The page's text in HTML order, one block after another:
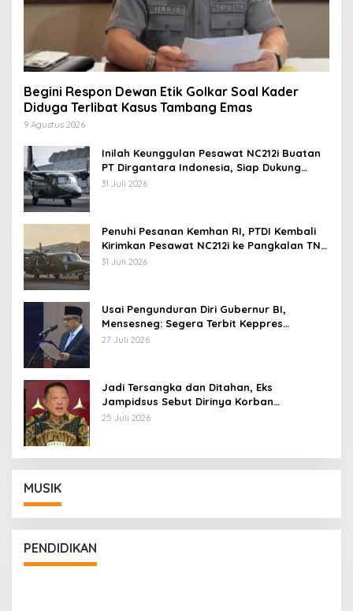
Begini Respon Dewan Etik Golkar Soal Kader
Diduga Terlibat Kasus Tambang Emas
9 Agustus 2026
Inilah Keunggulan Pesawat NC212i Buatan
PT Dirgantara Indonesia, Siap Dukung
Berbagai Operasi TNI
31 Juli 2026
Penuhi Pesanan Kemhan RI, PTDI Kembali
Kirimkan Pesawat NC212i ke Pangkalan TNI
AU
31 Juli 2026
Usai Pengunduran Diri Gubernur BI,
Mensesneg: Segera Terbit Keppres
Pemberhentian dengan Hormat
27 Juli 2026
Jadi Tersangka dan Ditahan, Eks
Jampidsus Sebut Dirinya Korban
Kriminalisasi
25 Juli 2026
MUSIK
PENDIDIKAN